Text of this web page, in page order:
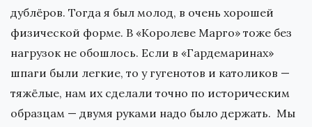
дублёров. Тогда я был молод, в очень хорошей
физической форме. В «Королеве Марго» тоже без
нагрузок не обошлось. Если в «Гардемаринах»
шпаги были легкие, то у гугенотов и католиков —
тяжёлые, нам их сделали точно по историческим
образцам — двумя руками надо было держать. Мы